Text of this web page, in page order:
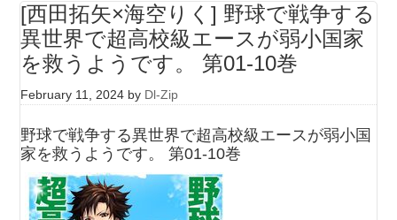
[西田拓矢×海空りく] 野球で戦争する
異世界で超高校級エースが弱小国家
を救うようです。 第01-10巻
February 11, 2024 by Dl-Zip
野球で戦争する異世界で超高校級エースが弱小国
家を救うようです。 第01-10巻